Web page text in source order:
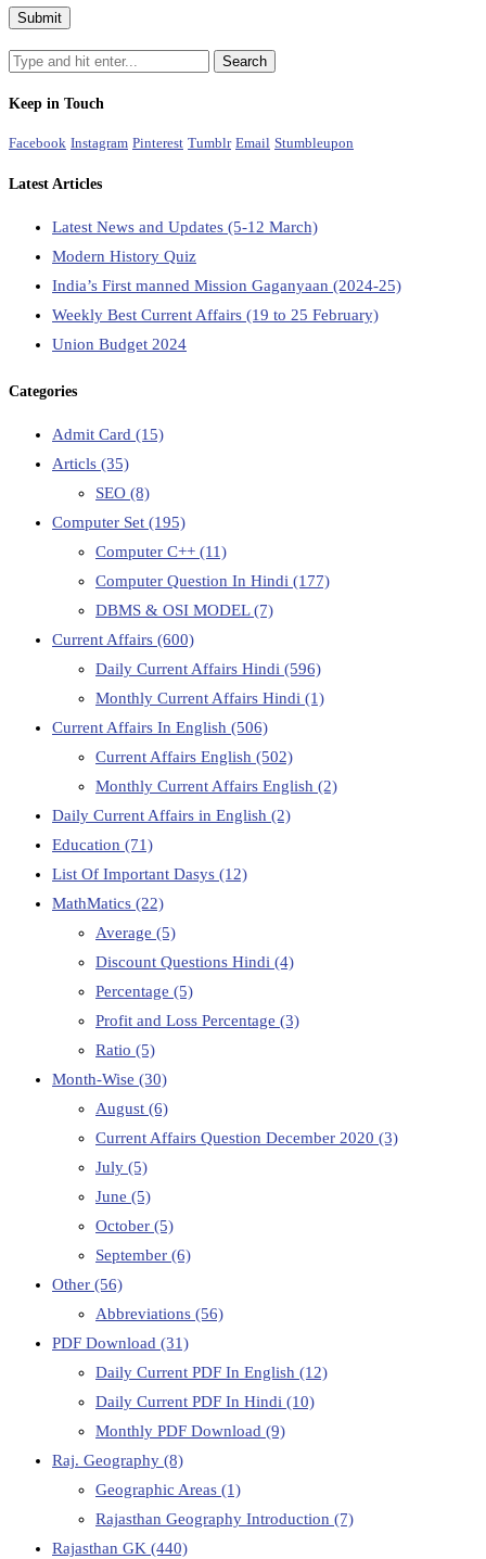
Keep in Touch
Facebook Instagram Pinterest Tumblr Email Stumbleupon
Latest Articles
Latest News and Updates (5-12 March)
Modern History Quiz
India’s First manned Mission Gaganyaan (2024-25)
Weekly Best Current Affairs (19 to 25 February)
Union Budget 2024
Categories
Admit Card (15)
Articls (35)
SEO (8)
Computer Set (195)
Computer C++ (11)
Computer Question In Hindi (177)
DBMS & OSI MODEL(7)
Current Affairs (600)
Daily Current Affairs Hindi (596)
Monthly Current Affairs Hindi (1)
Current Affairs In English (506)
Current Affairs English (502)
Monthly Current Affairs English (2)
Daily Current Affairs in English (2)
Education (71)
List Of Important Dasys (12)
MathMatics (22)
Average (5)
Discount Questions Hindi (4)
Percentage (5)
Profit and Loss Percentage (3)
Ratio (5)
Month-Wise (30)
August (6)
Current Affairs Question December 2020 (3)
July (5)
June (5)
October (5)
September (6)
Other (56)
Abbreviations (56)
PDF Download (31)
Daily Current PDF In English (12)
Daily Current PDF In Hindi (10)
Monthly PDF Download (9)
Raj. Geography (8)
Geographic Areas (1)
Rajasthan Geography Introduction (7)
Rajasthan GK (440)